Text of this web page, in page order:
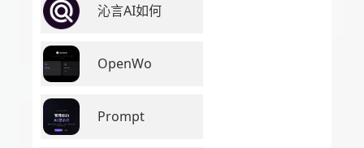
沁言AI如何
OpenWo
Prompt